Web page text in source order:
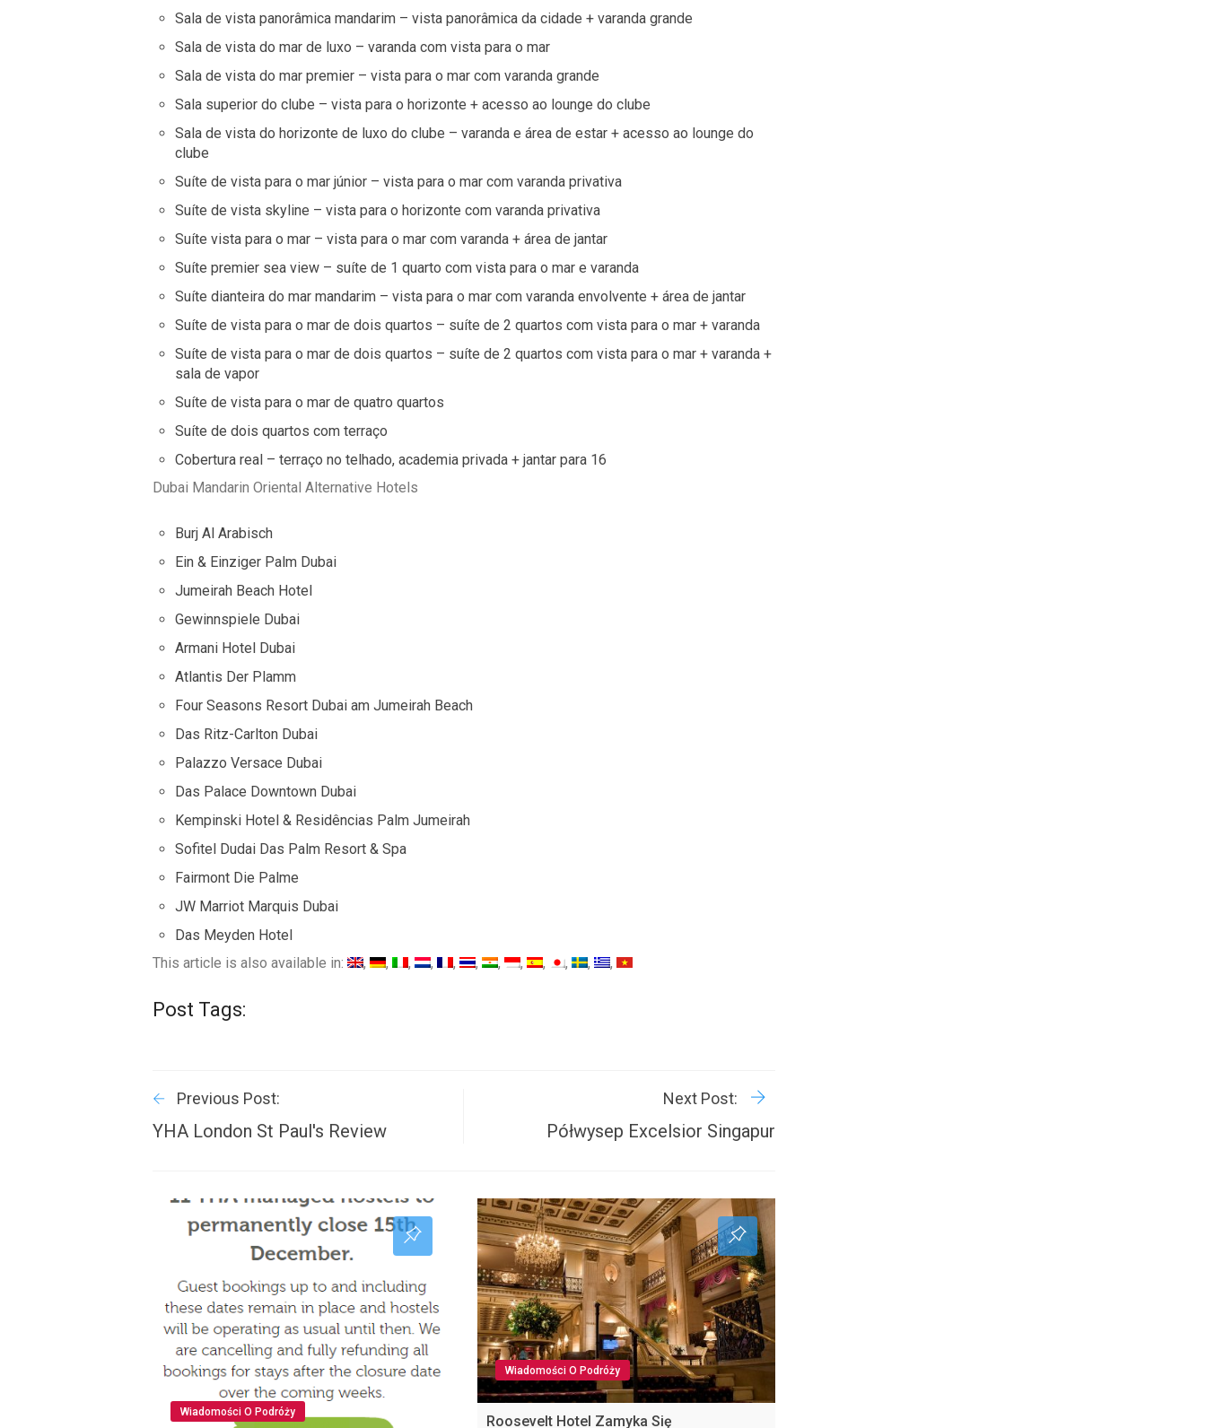
Sala de vista panorâmica mandarim – vista panorâmica da cidade + varanda grande
Sala de vista do mar de luxo – varanda com vista para o mar
Sala de vista do mar premier – vista para o mar com varanda grande
Sala superior do clube – vista para o horizonte + acesso ao lounge do clube
Sala de vista do horizonte de luxo do clube – varanda e área de estar + acesso ao lounge do
clube
Suíte de vista para o mar júnior – vista para o mar com varanda privativa
Suíte de vista skyline – vista para o horizonte com varanda privativa
Suíte vista para o mar – vista para o mar com varanda + área de jantar
Suíte premier sea view – suíte de 1 quarto com vista para o mar e varanda
Suíte dianteira do mar mandarim – vista para o mar com varanda envolvente + área de jantar
Suíte de vista para o mar de dois quartos – suíte de 2 quartos com vista para o mar + varanda
Suíte de vista para o mar de dois quartos – suíte de 2 quartos com vista para o mar + varanda +
sala de vapor
Suíte de vista para o mar de quatro quartos
Suíte de dois quartos com terraço
Cobertura real – terraço no telhado, academia privada + jantar para 16
Dubai Mandarin Oriental Alternative Hotels
Burj Al Arabisch
Ein & Einziger Palm Dubai
Jumeirah Beach Hotel
Gewinnspiele Dubai
Armani Hotel Dubai
Atlantis Der Plamm
Four Seasons Resort Dubai am Jumeirah Beach
Das Ritz-Carlton Dubai
Palazzo Versace Dubai
Das Palace Downtown Dubai
Kempinski Hotel & Residências Palm Jumeirah
Sofitel Dudai Das Palm Resort & Spa
Fairmont Die Palme
JW Marriot Marquis Dubai
Das Meyden Hotel
This article is also available in:
Post Tags:
Previous Post:
YHA London St Paul's Review
Next Post:
Półwysep Excelsior Singapur
Wiadomości O Podróży
Wiadomości O Podróży
Roosevelt Hotel Zamyka Się